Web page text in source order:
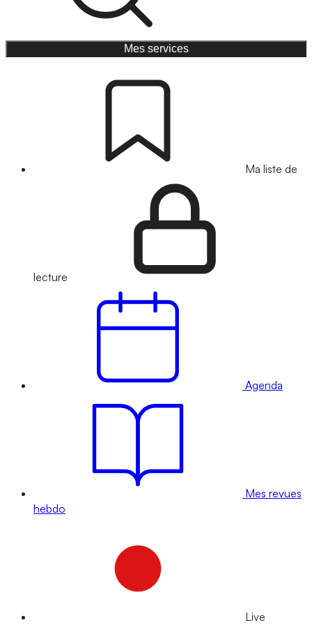
Mes services
Ma liste de
lecture
Agenda
Mes revues
hebdo
Live